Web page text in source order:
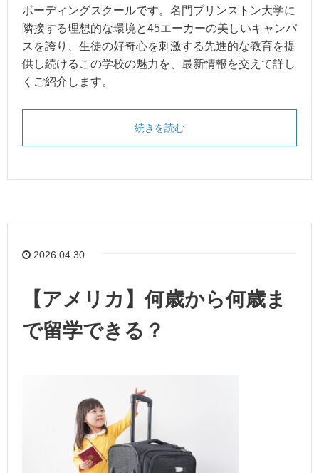
ボーディングスクールです。名門プリンストン大学に
隣接する理想的な環境と45エーカーの美しいキャンパ
スを誇り、生徒の好奇心を刺激する先進的な教育を提
供し続けるこの学校の魅力を、最新情報を交えて詳し
くご紹介します。
続きを読む
2026.04.30
【アメリカ】何歳から何歳ま
で留学できる？